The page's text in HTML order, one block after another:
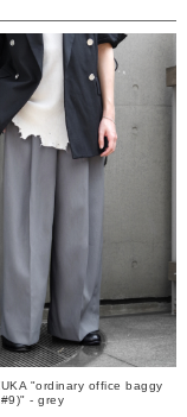
"ordinary office baggy
- grey